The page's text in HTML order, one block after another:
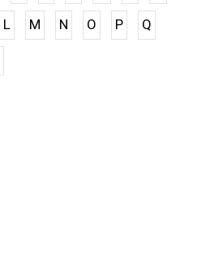
L M N O P Q